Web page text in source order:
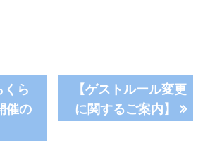
ら
催の
次
の
【ゲストルール変更
に関するご案内】